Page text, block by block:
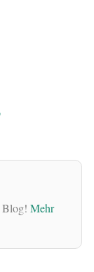
Blog! Mehr